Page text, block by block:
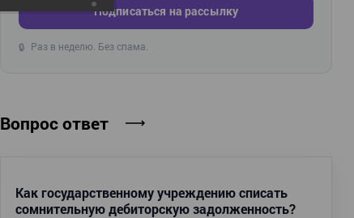
Подписаться на рассылку
🔒 Раз в неделю. Без спама.
Вопрос ответ
Как государственному учреждению списать
сомнительную дебиторскую задолженность?